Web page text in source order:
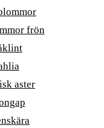
frön
aster